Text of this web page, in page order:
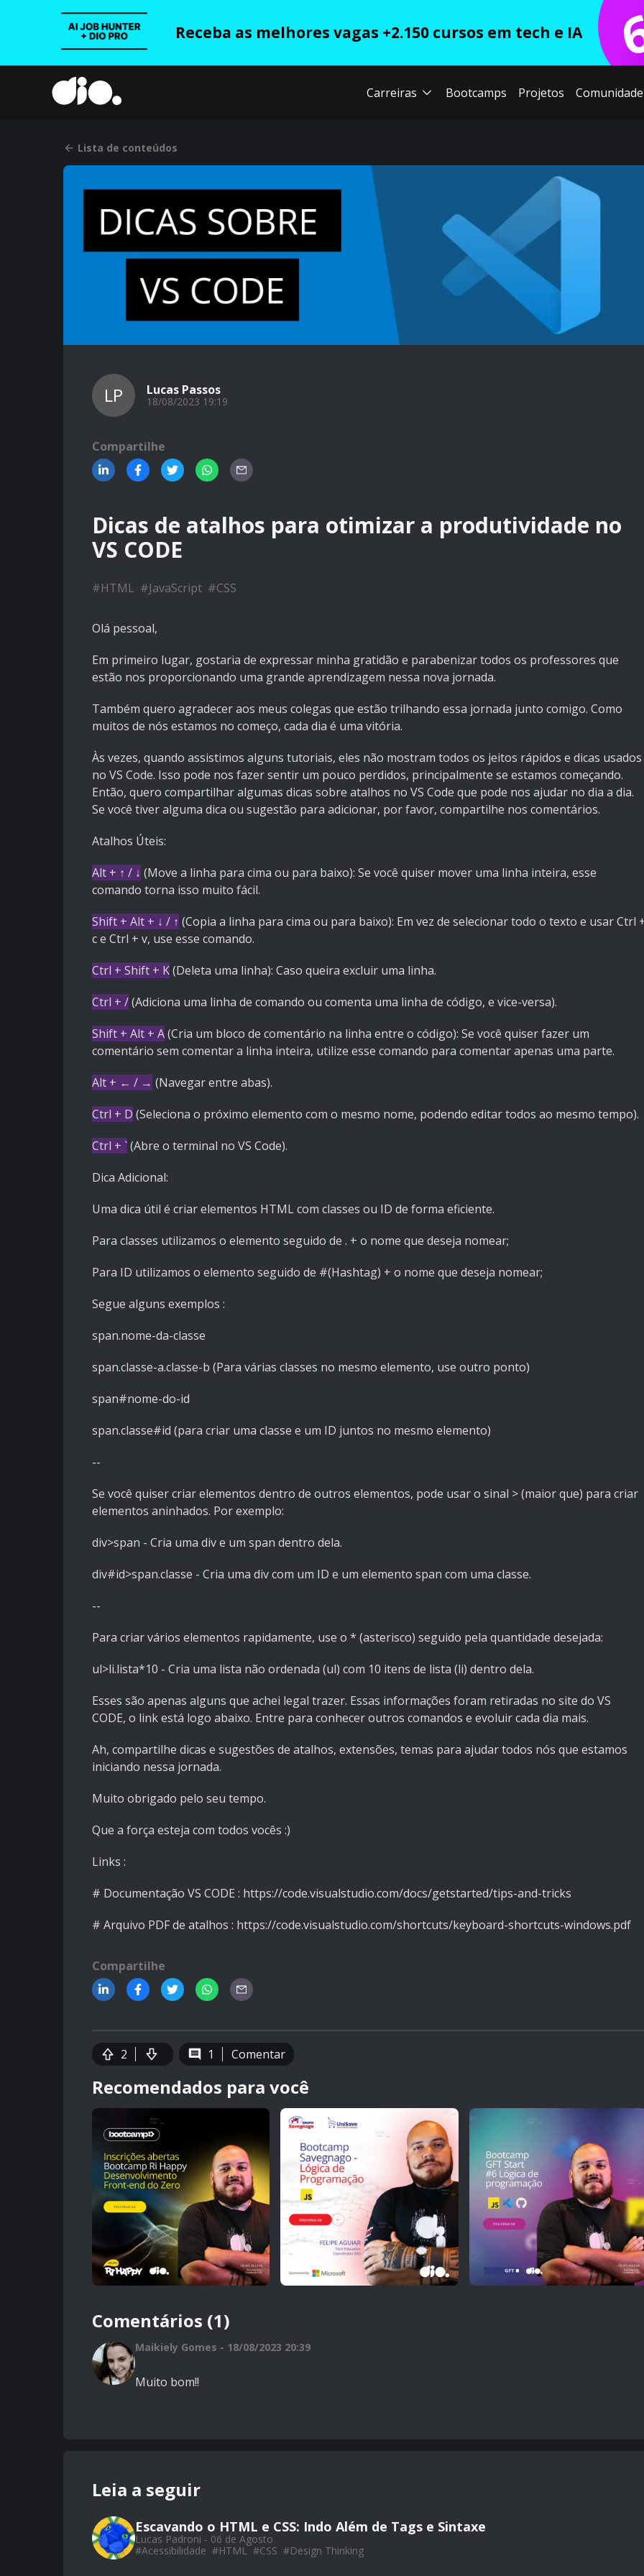
Receba as melhores vagas +2.150 cursos em tech e IA
Carreiras Bootcamps Projetos Comunidade
Lista de conteúdos
LP Lucas Passos
18/08/2023 19:19
Compartilhe
Dicas de atalhos para otimizar a produtividade no
VS CODE
#HTML #JavaScript #CSS
Olá pessoal,
Em primeiro lugar, gostaria de expressar minha gratidão e parabenizar todos os professores que
estão nos proporcionando uma grande aprendizagem nessa nova jornada.
Também quero agradecer aos meus colegas que estão trilhando essa jornada junto comigo. Como
muitos de nós estamos no começo, cada dia é uma vitória.
Às vezes, quando assistimos alguns tutoriais, eles não mostram todos os jeitos rápidos e dicas usados
no VS Code. Isso pode nos fazer sentir um pouco perdidos, principalmente se estamos começando.
Então, quero compartilhar algumas dicas sobre atalhos no VS Code que pode nos ajudar no dia a dia.
Se você tiver alguma dica ou sugestão para adicionar, por favor, compartilhe nos comentários.
Atalhos Úteis:
Alt + ↑ / ↓ (Move a linha para cima ou para baixo): Se você quiser mover uma linha inteira, esse
comando torna isso muito fácil.
Shift + Alt + ↓ / ↑ (Copia a linha para cima ou para baixo): Em vez de selecionar todo o texto e usar Ctrl
c e Ctrl + v, use esse comando.
Ctrl + Shift + K(Deleta uma linha): Caso queira excluir uma linha.
Ctrl + /(Adiciona uma linha de comando ou comenta uma linha de código, e vice-versa).
Shift + Alt + A(Cria um bloco de comentário na linha entre o código): Se você quiser fazer um
comentário sem comentar a linha inteira, utilize esse comando para comentar apenas uma parte.
Alt + ← / → (Navegar entre abas).
Ctrl + D (Seleciona o próximo elemento com o mesmo nome, podendo editar todos ao mesmo tempo).
Ctrl + `(Abre o terminal no VS Code).
Dica Adicional:
Uma dica útil é criar elementos HTML com classes ou ID de forma eficiente.
Para classes utilizamos o elemento seguido de . + o nome que deseja nomear;
Para ID utilizamos o elemento seguido de #(Hashtag) + o nome que deseja nomear;
Segue alguns exemplos :
span.nome-da-classe
span.classe-a.classe-b (Para várias classes no mesmo elemento, use outro ponto)
span#nome-do-id
span.classe#id (para criar uma classe e um ID juntos no mesmo elemento)
--
Se você quiser criar elementos dentro de outros elementos, pode usar o sinal > (maior que) para criar
elementos aninhados. Por exemplo:
div>span - Cria uma div e um span dentro dela.
div#id>span.classe - Cria uma div com um ID e um elemento span com uma classe.
--
Para criar vários elementos rapidamente, use o * (asterisco) seguido pela quantidade desejada:
ul>li.lista*10 - Cria uma lista não ordenada (ul) com 10 itens de lista (li) dentro dela.
Esses são apenas alguns que achei legal trazer. Essas informações foram retiradas no site do VS
CODE, o link está logo abaixo. Entre para conhecer outros comandos e evoluir cada dia mais.
Ah, compartilhe dicas e sugestões de atalhos, extensões, temas para ajudar todos nós que estamos
iniciando nessa jornada.
Muito obrigado pelo seu tempo.
Que a força esteja com todos vocês :)
Links :
# Documentação VS CODE : https://code.visualstudio.com/docs/getstarted/tips-and-tricks
# Arquivo PDF de atalhos : https://code.visualstudio.com/shortcuts/keyboard-shortcuts-windows.pdf
Compartilhe
2 1 Comentar
Recomendados para você
Comentários (1)
Maikiely Gomes - 18/08/2023 20:39
Muito bom!!
Leia a seguir
Escavando o HTML e CSS: Indo Além de Tags e Sintaxe
Lucas Padroni - 06 de Agosto
#Acessibilidade #HTML #CSS #Design Thinking